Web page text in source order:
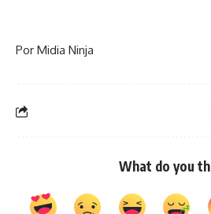
Por Midia Ninja
What do you